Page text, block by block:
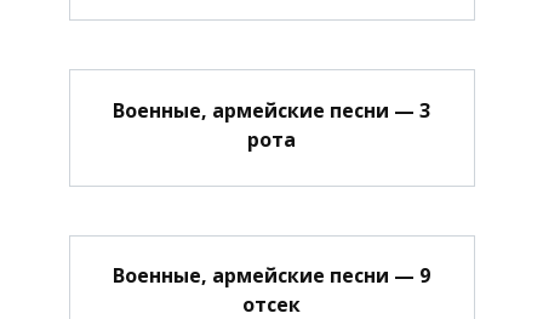
Военные, армейские песни — 3
рота
Военные, армейские песни — 9
отсек